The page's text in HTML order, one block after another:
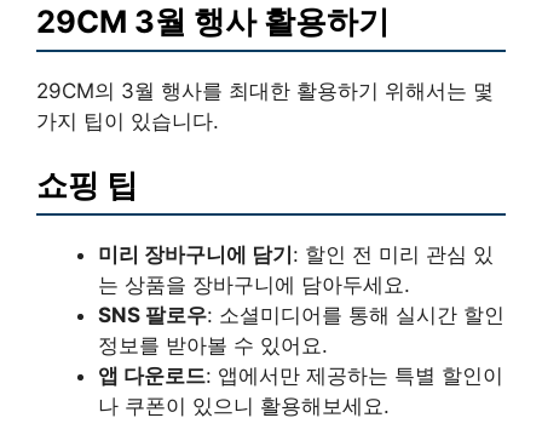
29CM 3월 행사 활용하기
29CM의 3월 행사를 최대한 활용하기 위해서는 몇
가지 팁이 있습니다.
쇼핑 팁
미리 장바구니에 담기 : 할인 전 미리 관심 있
는 상품을 장바구니에 담아두세요.
SNS 팔로우: 소셜미디어를 통해 실시간 할인
정보를 받아볼 수 있어요.
앱 다운로드: 앱에서만 제공하는 특별 할인이
나 쿠폰이 있으니 활용해보세요.